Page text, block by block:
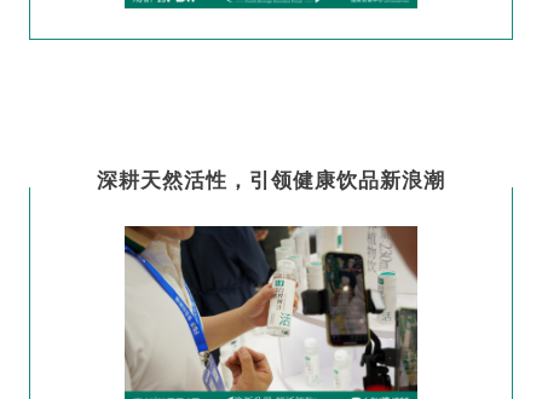
深耕天然活性，引领健康饮品新浪潮